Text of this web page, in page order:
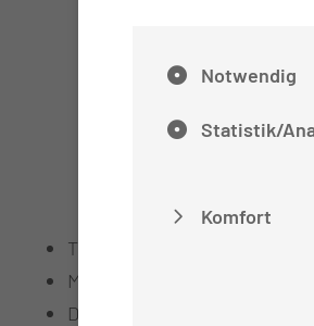
Sigma
Rectum
Nebennieren-Tumoren
Transanale endoskopische
Mediastinoskopie
Diagnostische /
Notwendig
Statistik/
Komfort